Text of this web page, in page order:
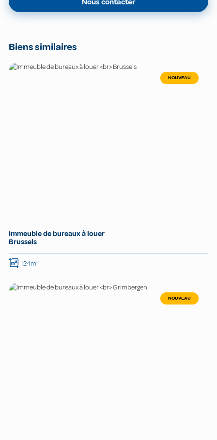
Biens similaires
NOUVEAU
Immeuble de bureaux à louer
Brussels
124m²
NOUVEAU